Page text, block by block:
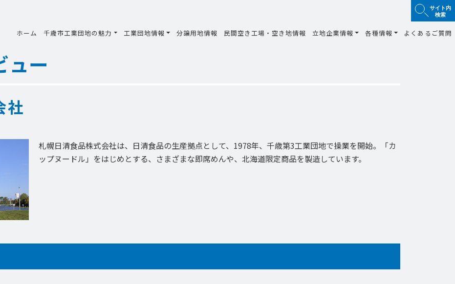
サイト内
検索
ホーム 千歳市工業団地の魅力 工業団地情報 分譲用地情報 民間空き工場・空き地情報 立地企業情報 各種情報 よくあるご質問
ュー
社
札幌日清食品株式会社は、日清食品の生産拠点として、1978年、千歳第3工業団地で操業を開始。「カ
ップヌードル」をはじめとする、さまざまな即席めんや、北海道限定商品を製造しています。